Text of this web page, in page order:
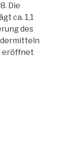
Die
ca. 1,1
des
eröffnet